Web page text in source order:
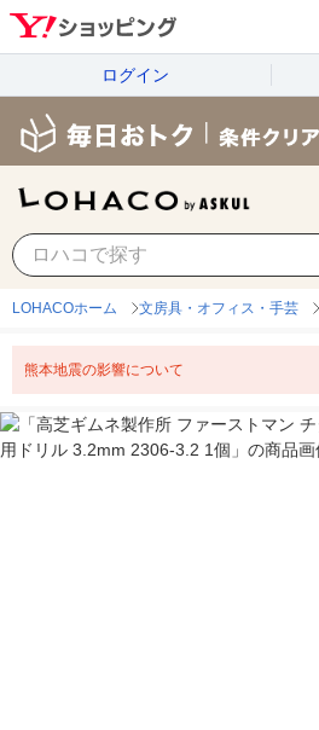
ログイン
LOHACOホーム 文房具・オフィス・手芸
熊本地震の影響について